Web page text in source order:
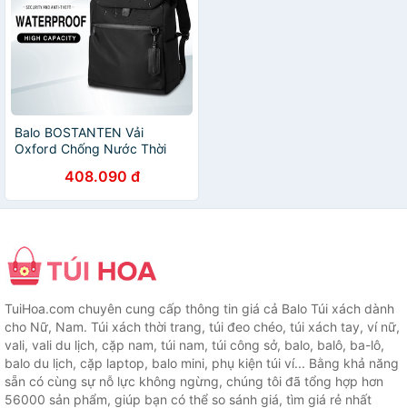
Balo BOSTANTEN Vải
Oxford Chống Nước Thời
408.090 đ
TuiHoa.com chuyên cung cấp thông tin giá cả Balo Túi xách dành
cho Nữ, Nam. Túi xách thời trang, túi đeo chéo, túi xách tay, ví nữ,
vali, vali du lịch, cặp nam, túi nam, túi công sở, balo, balô, ba-lô,
balo du lịch, cặp laptop, balo mini, phụ kiện túi ví... Bằng khả năng
sẵn có cùng sự nỗ lực không ngừng, chúng tôi đã tổng hợp hơn
56000 sản phẩm, giúp bạn có thể so sánh giá, tìm giá rẻ nhất